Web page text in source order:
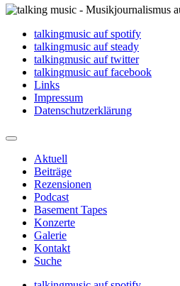
talkingmusic auf spotify
talkingmusic auf steady
talkingmusic auf twitter
talkingmusic auf facebook
Links
Impressum
Datenschutzerklärung
Aktuell
Beiträge
Rezensionen
Podcast
Basement Tapes
Konzerte
Galerie
Kontakt
Suche